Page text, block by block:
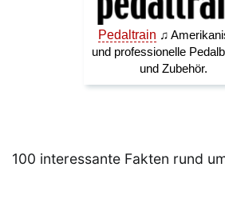
100 interessante Fakten rund